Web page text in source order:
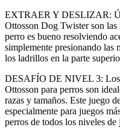
EXTRAER Y DESLIZAR:
Ottosson Dog Twister son
perro es bueno resolviendo
simplemente presionando las
los ladrillos en la parte
DESAFÍO DE NIVEL 3: Los
Ottosson para perros son
razas y tamaños. Este juego
especialmente para juegos
perros de todos los niveles de